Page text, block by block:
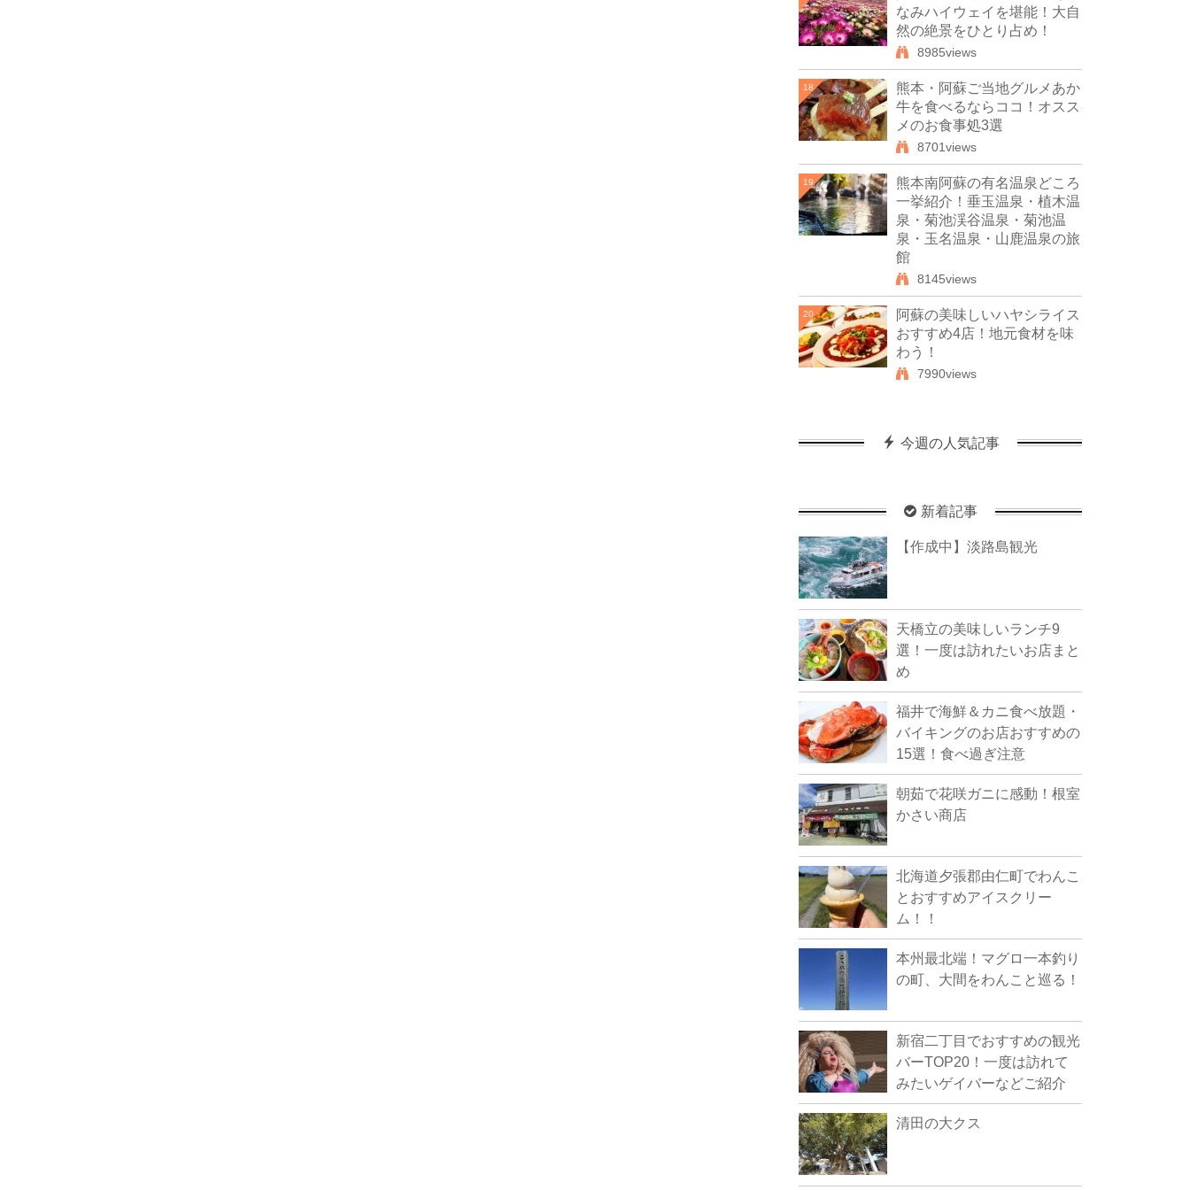
なみハイウェイを堪能！大自
然の絶景をひとり占め！
8985views
18
熊本・阿蘇ご当地グルメあか
牛を食べるならココ！オスス
メのお食事処3選
8701views
19
熊本南阿蘇の有名温泉どころ
一挙紹介！垂玉温泉・植木温
泉・菊池渓谷温泉・菊池温
泉・玉名温泉・山鹿温泉の旅
館
8145views
20
阿蘇の美味しいハヤシライス
おすすめ4店！地元食材を味
わう！
7990views
今週の人気記事
新着記事
【作成中】淡路島観光
天橋立の美味しいランチ9
選！一度は訪れたいお店まと
め
福井で海鮮＆カニ食べ放題・
バイキングのお店おすすめの
15選！食べ過ぎ注意
朝茹で花咲ガニに感動！根室
かさい商店
北海道夕張郡由仁町でわんこ
とおすすめアイスクリー
ム！！
本州最北端！マグロ一本釣り
の町、大間をわんこと巡る！
新宿二丁目でおすすめの観光
バーTOP20！一度は訪れて
みたいゲイバーなどご紹介
清田の大クス